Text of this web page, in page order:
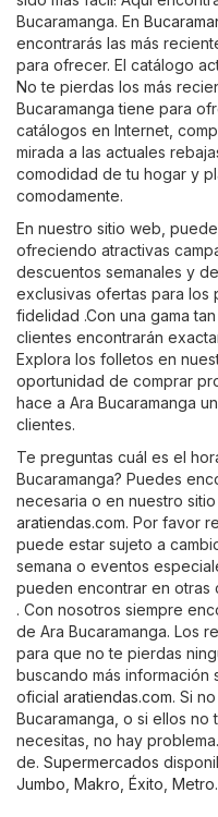
Bucaramanga. En
encontrarás las más
para ofrecer. El catálogo
No te pierdas los más
Bucaramanga tiene para
catálogos en Internet,
mirada a las actuales
comodidad de tu hogar y
comodamente.
En nuestro sitio web,
ofreciendo atractivas
descuentos semanales y
exclusivas ofertas para
fidelidad .Con una gama
clientes encontrarán
Explora los folletos en
oportunidad de comprar
hace a Ara Bucaramanga
clientes.
Te preguntas cuál es el
Bucaramanga? Puedes
necesaria o en nuestro
aratiendas.com. Por favor
puede estar sujeto a
semana o eventos
pueden encontrar en otras
. Con nosotros siempre
de Ara Bucaramanga. Los
para que no te pierdas
buscando más información
oficial aratiendas.com. Si
Bucaramanga, o si ellos
necesitas, no hay
de. Supermercados
Jumbo Makro Éxito Metro.